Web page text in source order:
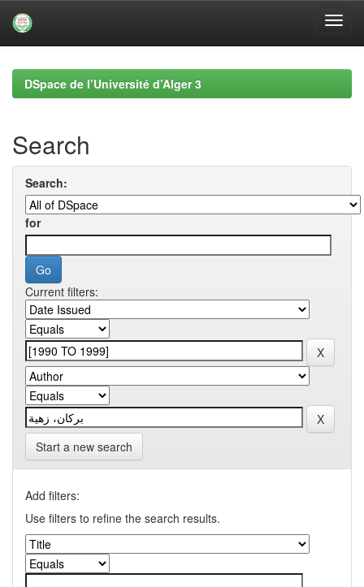
navigationDSpace de l’Université d’Alger 3
Search
Search:
for
Current filters:
Start a new search
Add filters:
Use filters to refine the search results.